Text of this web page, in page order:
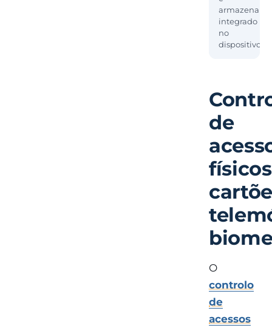
integrado
no
dispositivo.
de
O
controlo
de
acessos